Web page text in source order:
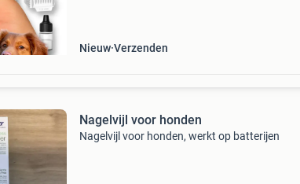
Nieuw Verzenden
Nagelvijl voor honden
Nagelvijl voor honden, werkt op batterijen